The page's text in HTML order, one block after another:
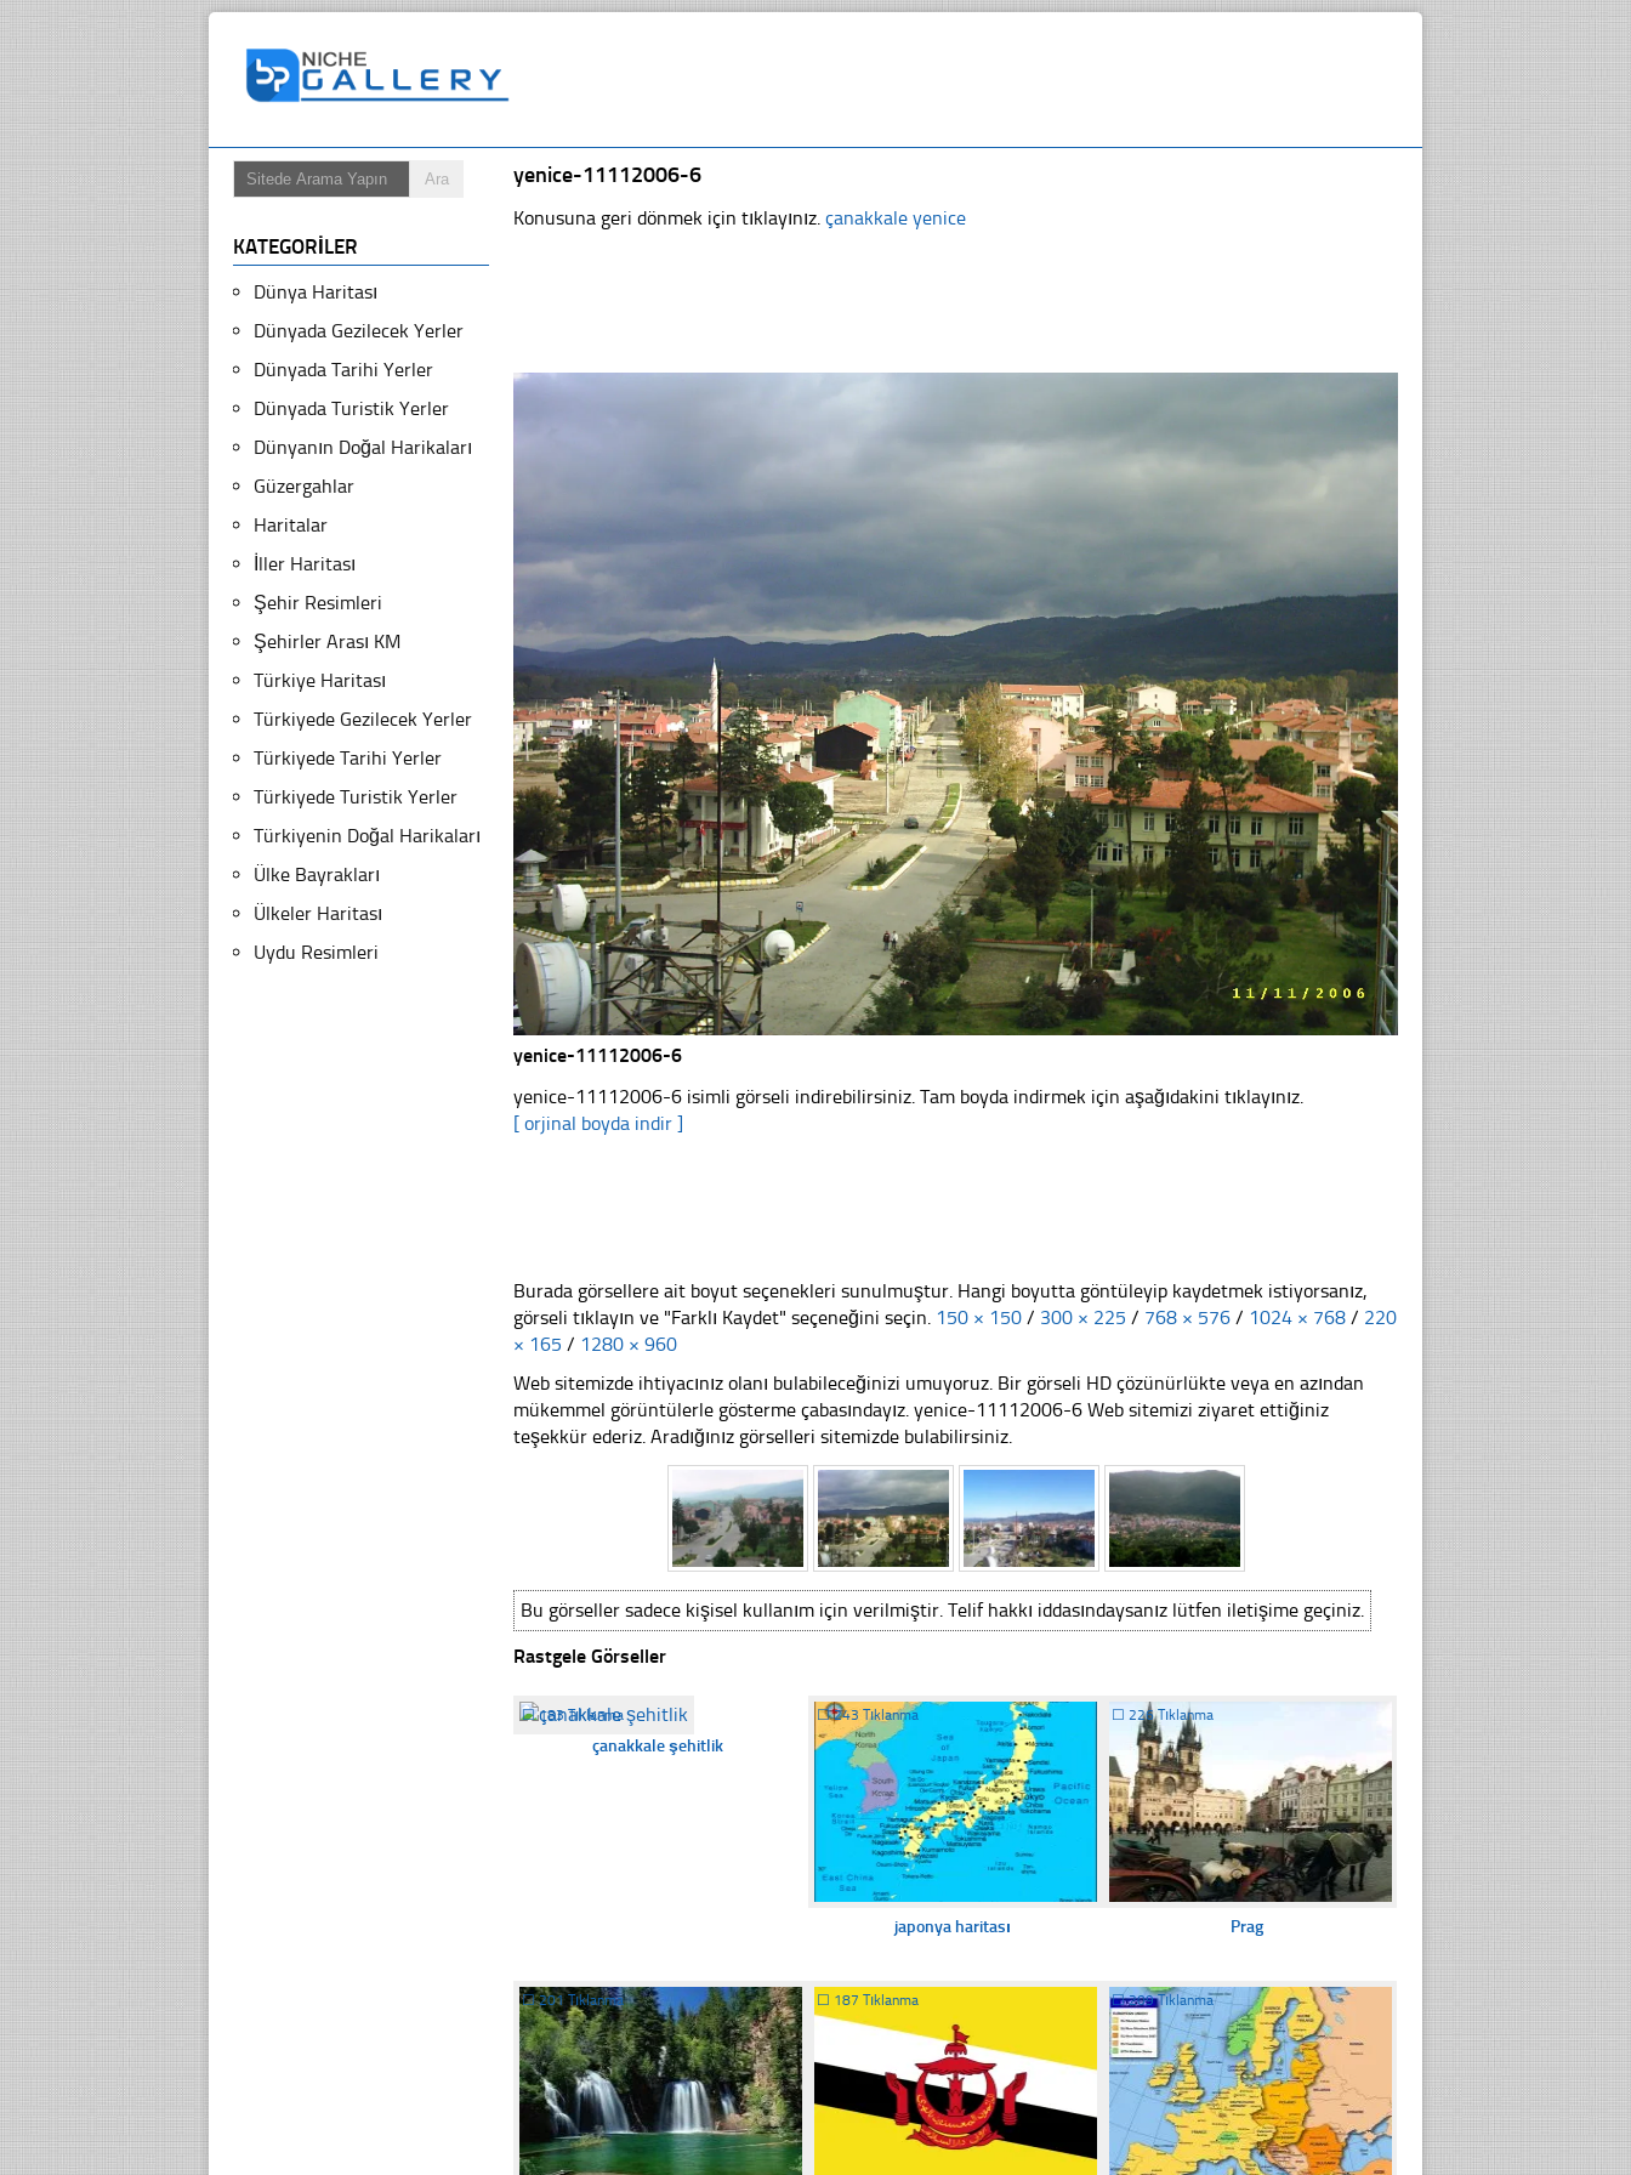
yenice-11112006-6
Konusuna geri dönmek için tıklayınız.çanakkale yenice
yenice-11112006-6
yenice-11112006-6 isimli görseli indirebilirsiniz. Tam boyda indirmek için aşağıdakini tıklayınız.
[ orjinal boyda indir ]
Burada görsellere ait boyut seçenekleri sunulmuştur. Hangi boyutta göntüleyip kaydetmek istiyorsanız,
görseli tıklayın ve "Farklı Kaydet" seçeneğini seçin. 150 × 150 / 300 × 225 / 768 × 576 / 1024 × 768 / 220
× 165 / 1280 × 960
Web sitemizde ihtiyacınız olanı bulabileceğinizi umuyoruz. Bir görseli HD çözünürlükte veya en azından
mükemmel görüntülerle gösterme çabasındayız. yenice-11112006-6 Web sitemizi ziyaret ettiğiniz
teşekkür ederiz. Aradığınız görselleri sitemizde bulabilirsiniz.
Bu görseller sadece kişisel kullanım için verilmiştir. Telif hakkı iddasındaysanız lütfen iletişime geçiniz.
Rastgele Görseller
☐183 Tıklanma
çanakkale şehitlik
☐243 Tıklanma
japonya haritası
☐ 226 Tıklanma
Prag
☐201 Tıklanma ☐ 187 Tıklanma ☐209 Tıklanma
KATEGORILER
Dünya Haritası
Dünyada Gezilecek Yerler
Dünyada Tarihi Yerler
Dünyada Turistik Yerler
Dünyanın Doğal Harikaları
Güzergahlar
Haritalar
İller Haritası
Şehir Resimleri
Şehirler Arası KM
Türkiye Haritası
Türkiyede Gezilecek Yerler
Türkiyede Tarihi Yerler
Türkiyede Turistik Yerler
Türkiyenin Doğal Harikaları
Ülke Bayrakları
Ülkeler Haritası
Uydu Resimleri